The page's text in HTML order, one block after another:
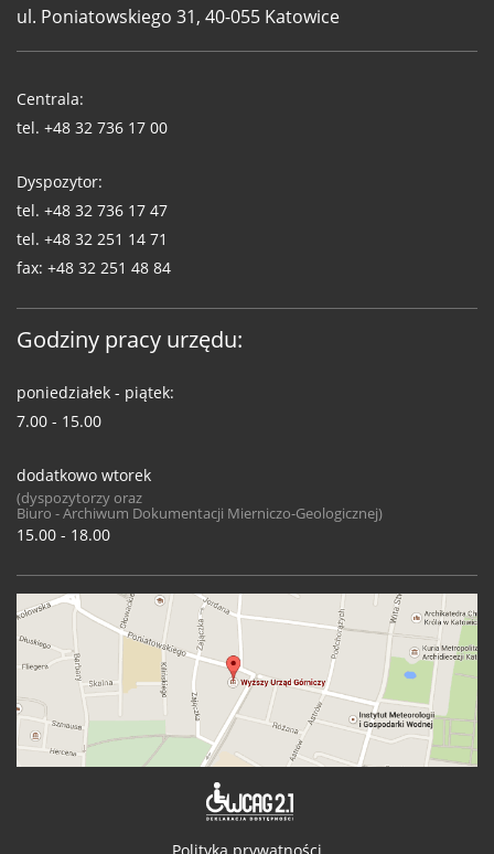
ul. Poniatowskiego 31, 40-055 Katowice
WUG
Centrala:
tel. +48 32 736 17 00
Dyspozytor:
tel. +48 32 736 17 47
tel. +48 32 251 14 71
fax: +48 32 251 48 84
Godziny pracy urzędu:
poniedziałek - piątek:
7.00 - 15.00
dodatkowo wtorek
(dyspozytorzy oraz
Biuro - Archiwum Dokumentacji Mierniczo-Geologicznej)
15.00 - 18.00